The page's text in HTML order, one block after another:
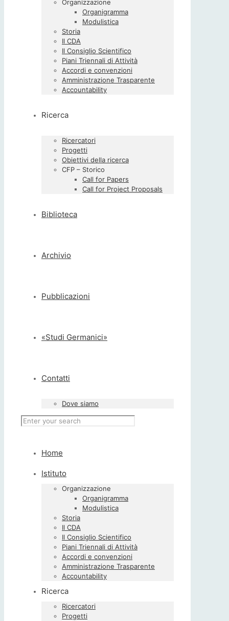
Organizzazione
Organigramma
Modulistica
Storia
Il CDA
Il Consiglio Scientifico
Piani Triennali di Attività
Accordi e convenzioni
Amministrazione Trasparente
Accountability
Ricerca
Ricercatori
Progetti
Obiettivi della ricerca
CFP – Storico
Call for Papers
Call for Project Proposals
Biblioteca
Archivio
Pubblicazioni
«Studi Germanici»
Contatti
Dove siamo
Home
Istituto
Organizzazione
Organigramma
Modulistica
Storia
Il CDA
Il Consiglio Scientifico
Piani Triennali di Attività
Accordi e convenzioni
Amministrazione Trasparente
Accountability
Ricerca
Ricercatori
Progetti